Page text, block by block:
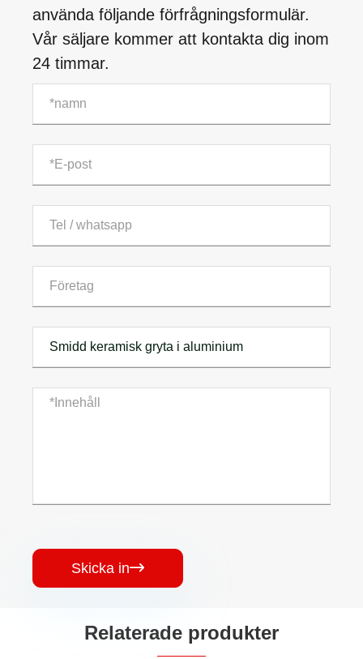
använda följande förfrågningsformulär.
Vår säljare kommer att kontakta dig inom
24 timmar.
Skicka in
Relaterade produkter